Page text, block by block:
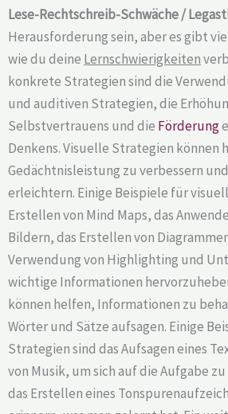
Lese-Rechtschreib-Schwäche /
Herausforderung sein, aber es gibt
wie du deine Lernschwierigkeiten
konkrete Strategien sind die
und auditiven Strategien, die
Selbstvertrauens und die Förderung
Denkens. Visuelle Strategien können
Gedächtnisleistung zu verbessern
erleichtern. Einige Beispiele für
Erstellen von Mind Maps, das
Bildern, das Erstellen von
Verwendung von Highlighting und
wichtige Informationen
können helfen, Informationen zu
Wörter und Sätze aufsagen. Einige
Strategien sind das Aufsagen eines
von Musik, um sich auf die Aufgabe
das Erstellen eines